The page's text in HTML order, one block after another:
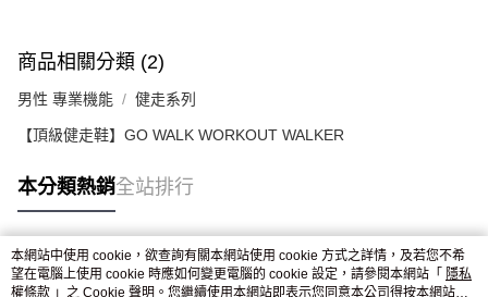
商品相關分類 (2)
男性 專業機能 健走系列
【頂級健走鞋】GO WALK WORKOUT WALKER
本分類熱銷全站排行
熱門標籤
本網站中使用 cookie，欲查詢有關本網站使用 cookie 方式之詳情，及若您不希
望在電腦上使用 cookie 時應如何變更電腦的 cookie 設定，請參閱本網站「 隱私
權條款 」之 Cookie 聲明。您繼續使用本網站即表示您同意本公司得按本網站使